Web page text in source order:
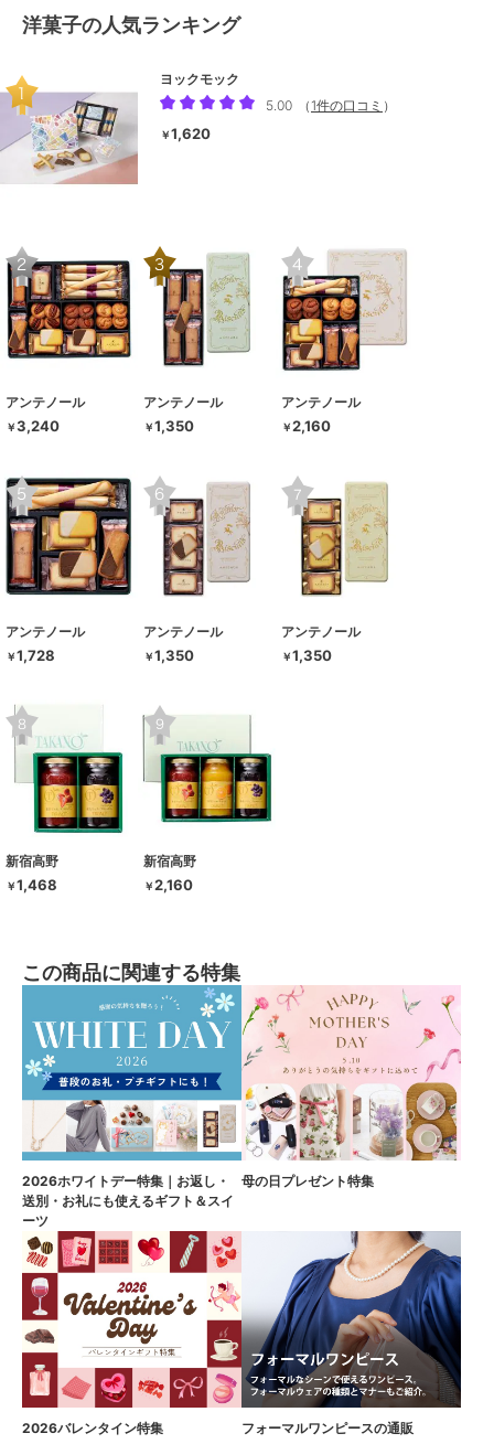
洋菓子の人気ランキング
ヨックモック
5.00
（ 1件の口コミ ）
￥1,620
アンテノール
￥3,240
アンテノール
￥1,350
アンテノール
￥2,160
アンテノール
￥1,728
アンテノール
￥1,350
アンテノール
￥1,350
新宿高野
￥1,468
新宿高野
￥2,160
この商品に関連する特集
2026ホワイトデー特集｜お返し・
送別・お礼にも使えるギフト＆スイ
ーツ
母の日プレゼント特集
2026バレンタイン特集 フォーマルワンピースの通販